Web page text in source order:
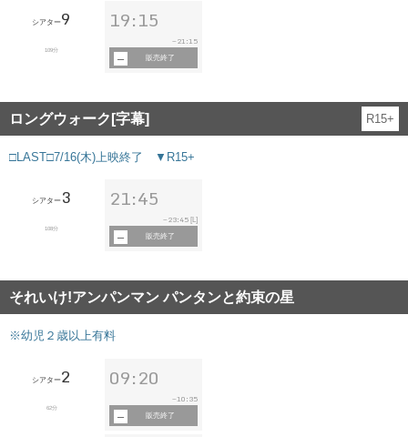
シアター9
109分
19:15
~ 21:15
販売終了
ロングウォーク[字幕] R15+
□LAST□7/16(木)上映終了 ▼R15+
シアター 3
108分
21:45
~ 23:45 [L]
販売終了
それいけ!アンパンマン パンタンと約束の星
※幼児２歳以上有料
シアター2
62分
09:20
~10:35
販売終了